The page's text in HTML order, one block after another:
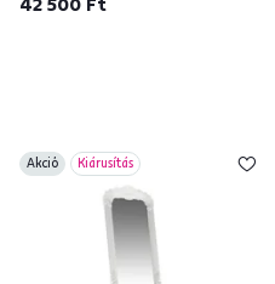
Akció Kiárusítás